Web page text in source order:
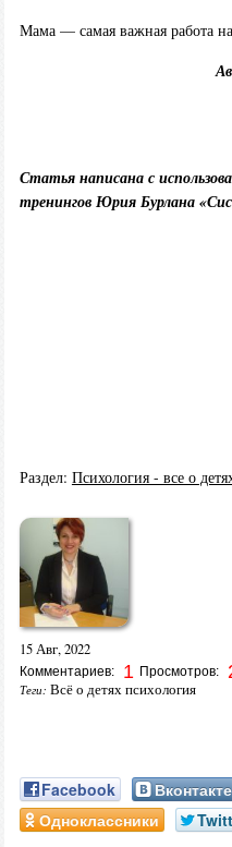
Мама — самая важная работа на
Статья написана с
тренингов Юрия Бурлана
Раздел: Психология - все о
15 Авг, 2022
Комментариев: 1 Просмотров:
Теги: Всё о детях психология
Facebook Вконтакте
Одноклассники